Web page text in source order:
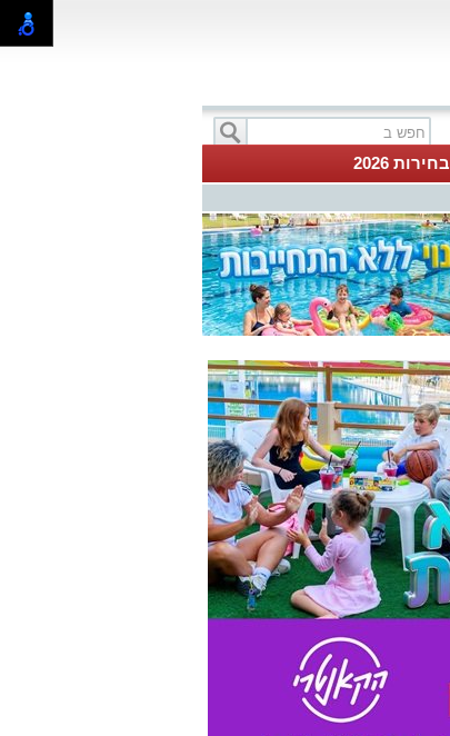
בחירות 2026